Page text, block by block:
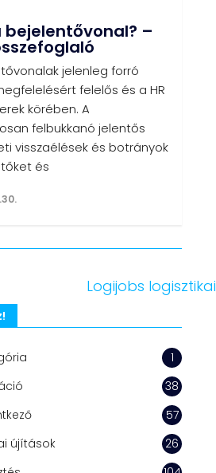
bejelentővonal? –
jelenleg forró
felelős és a HR
körében. A
felbukkanó jelentős
visszaélések és botrányok
és
1
38
57
újítások
26